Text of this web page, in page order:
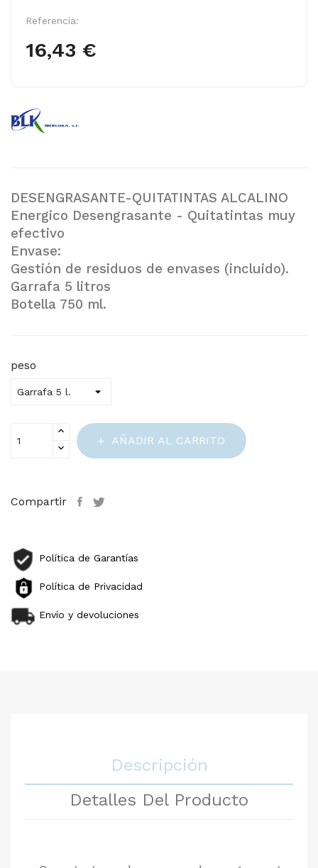
Referencia:
16,43 €
DESENGRASANTE-QUITATINTAS ALCALINO
Energico Desengrasante - Quitatintas muy
efectivo
Envase:
Gestión de residuos de envases (incluido).
Garrafa 5 litros
Botella 750 ml.
peso
AÑADIR AL CARRITO
Compartir
Política de Garantías
Política de Privacidad
Envío y devoluciones
Descripción
Detalles Del Producto